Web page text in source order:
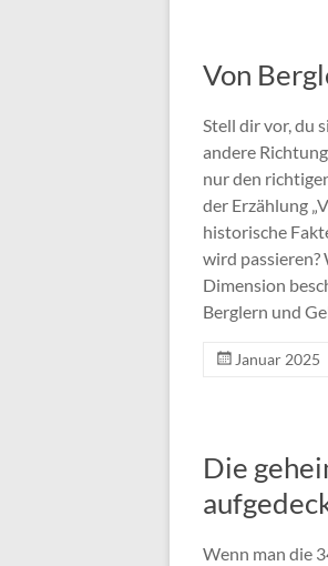
Von
Stell dir vor, du
andere
nur den
der Erzählung
historische
wird
Dimension
Berglern und
Januar 2025
Die
Wenn man die